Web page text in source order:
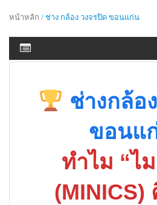
หน้าหลัก / ช่าง กล้อง วงจรปิด ขอนแก่น
ช่างกล้อ
ขอนแ
ทำไม “ไ
(MINICS)